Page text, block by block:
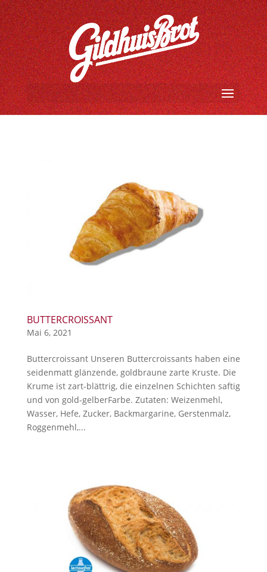
BUTTERCROISSANT
Mai 6, 2021
Buttercroissant Unseren Buttercroissants haben eine
seidenmatt glänzende, goldbraune zarte Kruste. Die
Krume ist zart-blättrig, die einzelnen Schichten saftig
und von gold-gelberFarbe. Zutaten: Weizenmehl,
Wasser, Hefe, Zucker, Backmargarine, Gerstenmalz,
Roggenmehl,...